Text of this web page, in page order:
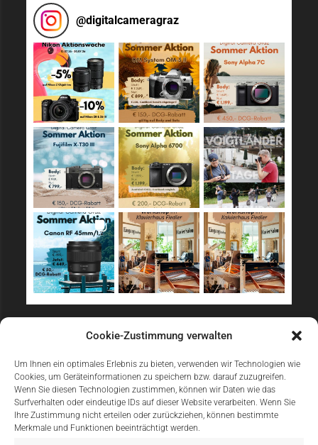
Cookie-Zustimmung verwalten
Um Ihnen ein optimales Erlebnis zu bieten, verwenden wir Technologien wie
Cookies, um Geräteinformationen zu speichern bzw. darauf zuzugreifen.
Wenn Sie diesen Technologien zustimmen, können wir Daten wie das
Surfverhalten oder eindeutige IDs auf dieser Website verarbeiten. Wenn Sie
Ihre Zustimmung nicht erteilen oder zurückziehen, können bestimmte
Merkmale und Funktionen beeinträchtigt werden.
@digitalcameragraz
Sicher Einkaufen